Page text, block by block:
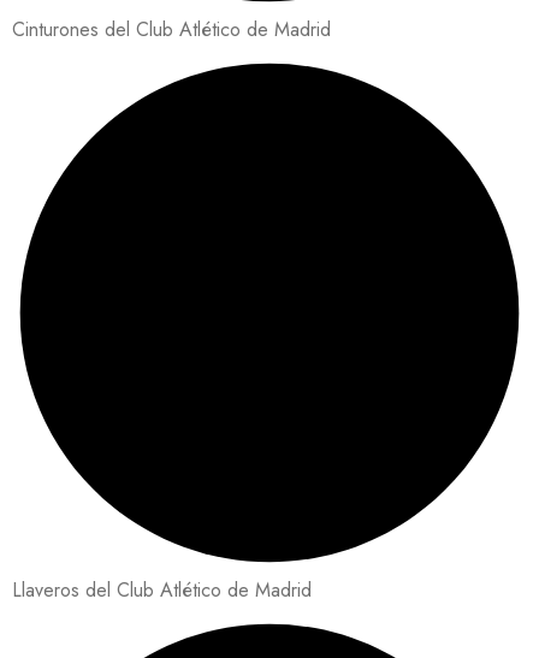
Cinturones del Club Atlético de Madrid
Llaveros del Club Atlético de Madrid